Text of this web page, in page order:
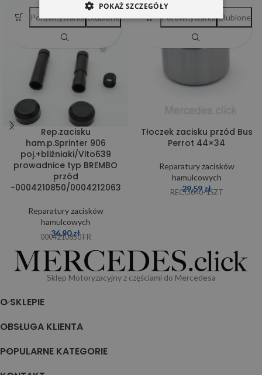
Rep.zacisku
ham.p.Sprinter 906
poj.+bliźniaki/Vito639
prowadnice typ BREMBO
przód
-0004210850/0004212063
Reparatury zacisków
hamulcowych
36,90zł
0004210850 FR
Porównywarka Ulubione
Tłoczek zacisku przód Bus
Perrot 44×34
Reparatury zacisków
hamulcowych
29,59zł
RECO040-1SZT
Porównywarka Ulubione
Sklep Motoryzacyjny z częściami do Mercedesa
O SKLEPIE
OBSŁUGA KLIENTA
POPULARNE KATEGORIE
POKAŻ SZCZEGÓŁY